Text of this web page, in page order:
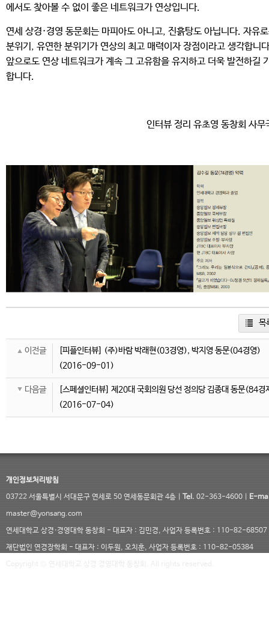
에서도 찾아볼 수 없이 좋은 네트워크가 연상입니다.
연세 상경·경영 동문회는 마피아도 아니고, 진흙탕도 아닙니다. 자유
분위기, 유연한 분위기가 연상의 최고 매력이자 장점이라고 생각합니
앞으로도 연상 네트워크가 계속 그 고유함을 유지하고 더욱 발전하길
합니다.
인터뷰 정리 유초영 동창회 사무
목
이전글
[피플인터뷰] (주)바람 박래현(03경영), 박지영 동문(04경영)
(2016-09-01)
다음글
[스페셜인터뷰] 제20대 국회의원 당선 정의당 김종대 동문(84경
(2016-07-04)
개인정보처리방침
03722 서울특별시 서대문구 연세로 50 연세동문회관 4층 | Tel. 02-363-4600 | E-
master@yonsang.com
연세대학교 상경·경영대학 동창회 - 대표자 : 김민경, 사업자 등록번호 : 110-82-68507
재단법인 연경장학회 - 대표자 : 이두원, 오치훈, 사업자 등록번호 : 110-82-05384